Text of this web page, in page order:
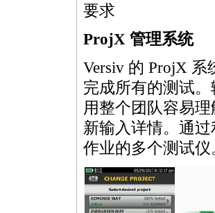
要求
ProjX 管理系统
Versiv 的 ProjX
完成所有的测试
用整个团队容易理
新输入详情。通
作业的多个测试